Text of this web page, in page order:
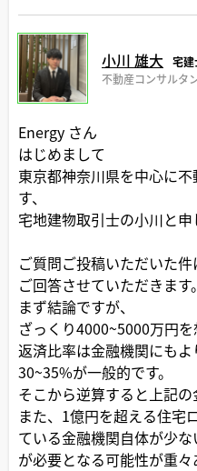
小川 雄大
宅建
不動産コンサルタ
Energy さん
はじめまして
東京都神奈川県を中心に
す、
宅地建物取引士の小川と申
ご質問ご投稿いただいた件
ご回答させていただきます。
まず結論ですが、
ざっくり4000~5000万円を
返済比率は金融機関にもよ
30~35%が一般的です。
そこから逆算すると上記の
また、1億円を超える住宅
ている金融機関自体が少
が必要となる可能性が重々